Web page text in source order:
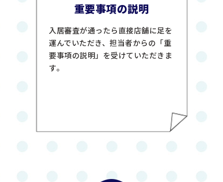
重要事項の説明
入居審査が通ったら直接店舗に足を
運んでいただき、担当者からの「重
要事項の説明」を受けていただきま
す。